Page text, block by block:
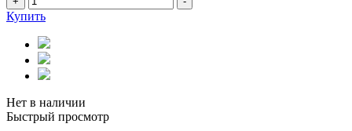
Купить
Нет в наличии
Быстрый просмотр